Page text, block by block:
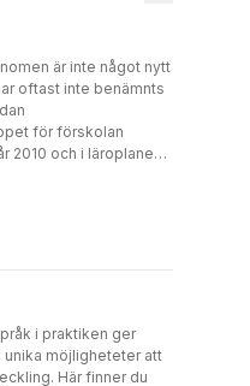
är inte något nytt
oftast inte benämnts
för förskolan
2010 och i läroplanen
kommenterar
Avslutningsvis
över dialogen och
i praktiken ger
möjligheteter att
Här finner du